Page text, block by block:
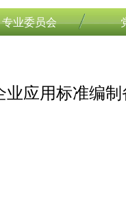
专业委员会
应用标准编